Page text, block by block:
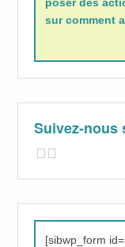
sur comment
Suivez-nous
[sibwp_form